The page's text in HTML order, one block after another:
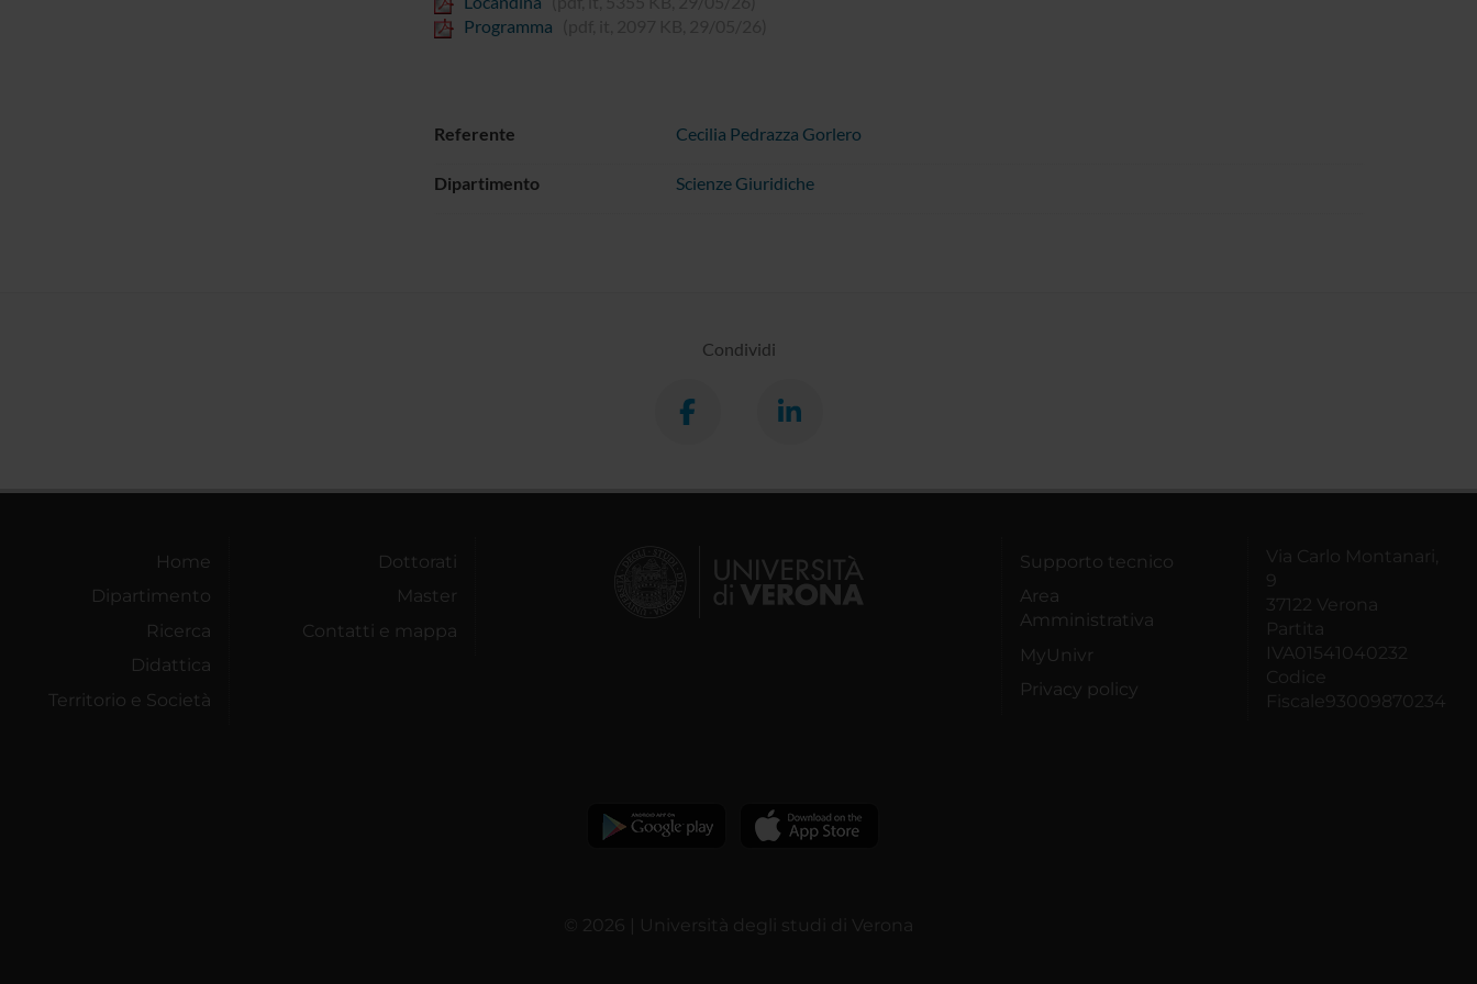
Programma
Referente Cecilia Pedrazza Gorlero
Dipartimento Scienze Giuridiche
Condividi
Home
Dipartimento
Ricerca
Didattica
Territorio e Società
Dottorati
Master
Contatti e mappa
Supporto tecnico
Area
Amministrativa
MyUnivr
Privacy policy
Via Carlo Montanari,
9
37122 Verona
Partita
IVA01541040232
Codice
Fiscale93009870234
© 2026 | Università degli studi di Verona